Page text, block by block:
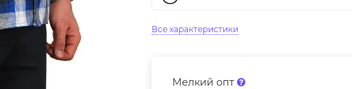
Все характеристики
Мелкий опт